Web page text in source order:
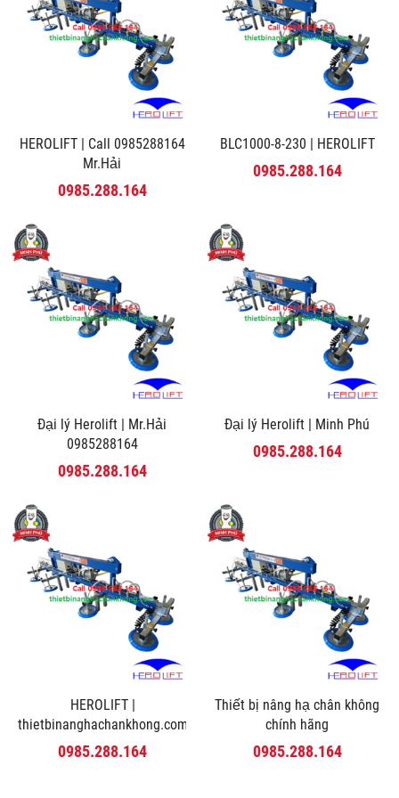
HEROLIFT | Call 0985288164
Mr.Hải
0985.288.164
BLC1000-8-230 | HEROLIFT
0985.288.164
Đại lý Herolift | Mr.Hải
0985288164
0985.288.164
Đại lý Herolift | Minh Phú
0985.288.164
HEROLIFT |
thietbinanghachankhong.com
0985.288.164
Thiết bị nâng hạ chân không
chính hãng
0985.288.164